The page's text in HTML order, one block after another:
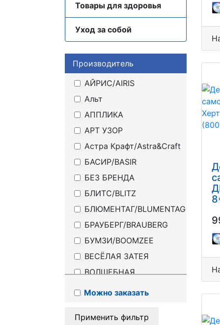
Товары для здоровья
Уход за собой
Производитель
АЙРИС/AIRIS
Альт
АППЛИКА
АРТ УЗОР
Астра Крафт/Astra&Craft
БАСИР/BASIR
БЕЗ БРЕНДА
БЛИТС/BLITZ
БЛЮМЕНТАГ/BLUMENTAG
БРАУБЕРГ/BRAUBERG
БУМЗИ/BOOMZEE
ВЕСЁЛАЯ ЗАТЕЯ
ВОЛШЕБНАЯ
ГАММА ТВОРЧЕСТВО
Можно заказать
Применить фильтр